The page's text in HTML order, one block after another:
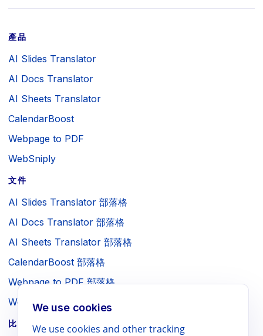
產品
AI Slides Translator
AI Docs Translator
AI Sheets Translator
CalendarBoost
Webpage to PDF
WebSniply
文件
AI Slides Translator 部落格
AI Docs Translator 部落格
AI Sheets Translator 部落格
CalendarBoost 部落格
Webpage to PDF 部落格
WebSniply 部落格
比較
We use cookies
We use cookies and other tracking